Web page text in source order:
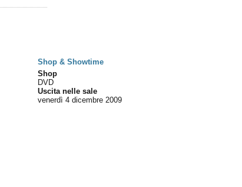
Shop & Showtime
Shop
DVD
Uscita nelle sale
venerdì 4 dicembre 2009